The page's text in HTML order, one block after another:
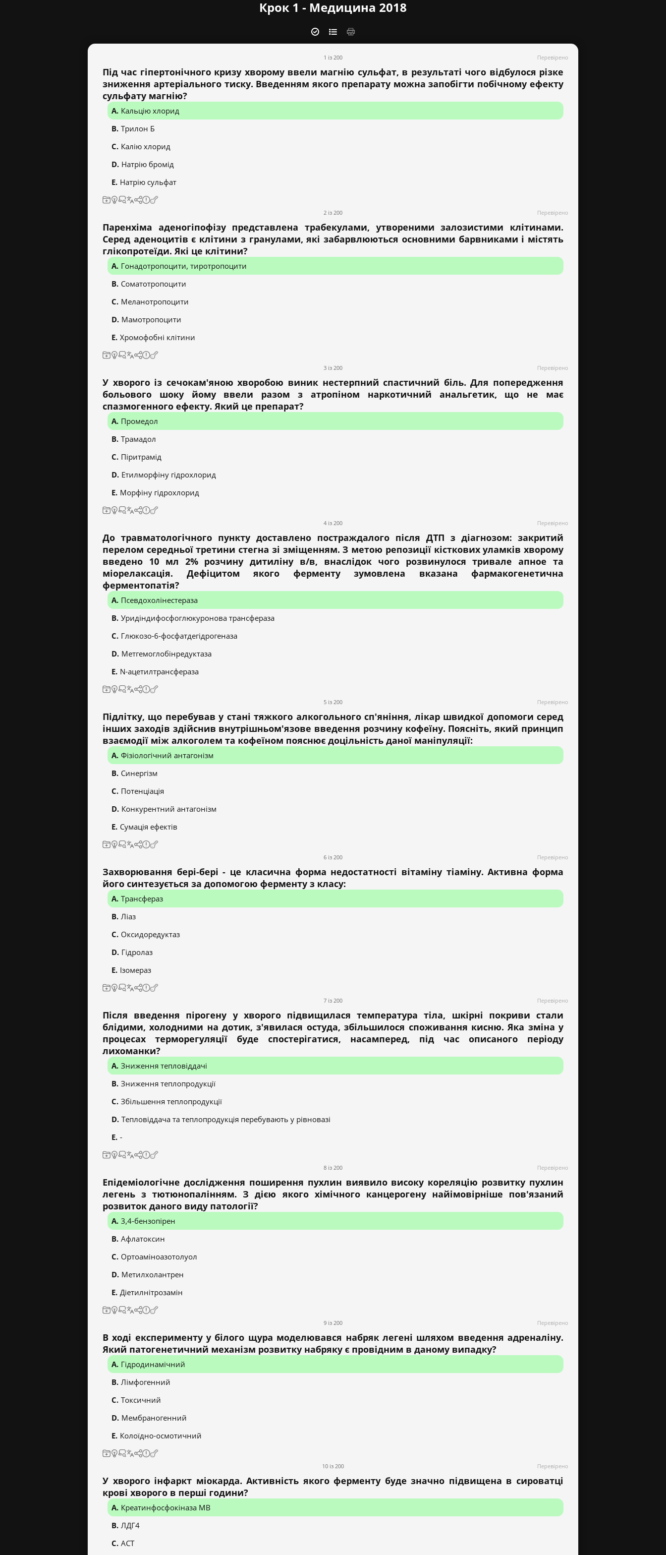
Крок 1 - Медицина 2018
1 із 200 Перевірено
Під час гіпертонічного кризу хворому ввели магнію сульфат, в результаті чого відбулося різке
зниження артеріального тиску. Введенням якого препарату можна запобігти побічному ефекту
сульфату магнію?
Кальцію хлорид
Трилон Б
Калію хлорид
Натрію бромід
Натрію сульфат
2 із 200 Перевірено
Паренхіма аденогіпофізу представлена трабекулами, утвореними залозистими клітинами.
Серед аденоцитів є клітини з гранулами, які забарвлюються основними барвниками і містять
глікопротеїди. Які це клітини?
Гонадотропоцити, тиротропоцити
Соматотропоцити
Меланотропоцити
Мамотропоцити
Хромофобні клітини
3 із 200 Перевірено
У хворого із сечокам'яною хворобою виник нестерпний спастичний біль. Для попередження
больового шоку йому ввели разом з атропіном наркотичний анальгетик, що не має
спазмогенного ефекту. Який це препарат?
Промедол
Трамадол
Піритрамід
Етилморфіну гідрохлорид
Морфіну гідрохлорид
4 із 200 Перевірено
До травматологічного пункту доставлено постраждалого після ДТП з діагнозом: закритий
перелом середньої третини стегна зі зміщенням. З метою репозиції кісткових уламків хворому
введено 10 мл 2% розчину дитиліну в/в, внаслідок чого розвинулося тривале апное та
міорелаксація. Дефіцитом якого ферменту зумовлена вказана фармакогенетична
ферментопатія?
Псевдохолінестераза
Уридіндифосфоглюкуронова трансфераза
Глюкозо-6-фосфатдегідрогеназа
Метгемоглобінредуктаза
N-ацетилтрансфераза
5 із 200 Перевірено
Підлітку, що перебував у стані тяжкого алкогольного сп'яніння, лікар швидкої допомоги серед
інших заходів здійснив внутрішньом'язове введення розчину кофеїну. Поясніть, який принцип
взаємодії між алкоголем та кофеїном пояснює доцільність даної маніпуляції:
Фізіологічний антагонізм
Синергізм
Потенціація
Конкурентний антагонізм
Сумація ефектів
6 із 200 Перевірено
Захворювання бері-бері - це класична форма недостатності вітаміну тіаміну. Активна форма
його синтезується за допомогою ферменту з класу:
Трансфераз
Ліаз
Оксидоредуктаз
Гідролаз
Ізомераз
7 із 200 Перевірено
Після введення пірогену у хворого підвищилася температура тіла, шкірні покриви стали
блідими, холодними на дотик, з'явилася остуда, збільшилося споживання кисню. Яка зміна у
процесах терморегуляції буде спостерігатися, насамперед, під час описаного періоду
лихоманки?
Зниження тепловіддачі
Зниження теплопродукції
Збільшення теплопродукції
Тепловіддача та теплопродукція перебувають у рівновазі
-
8 із 200 Перевірено
Епідеміологічне дослідження поширення пухлин виявило високу кореляцію розвитку пухлин
легень з тютюнопалінням. З дією якого хімічного канцерогену найімовірніше пов'язаний
розвиток даного виду патології?
3,4-бензопірен
Афлатоксин
Ортоаміноазотолуол
Метилхолантрен
Діетилнітрозамін
9 із 200 Перевірено
В ході експерименту у білого щура моделювався набряк легені шляхом введення адреналіну.
Який патогенетичний механізм розвитку набряку є провідним в даному випадку?
Гідродинамічний
Лімфогенний
Токсичний
Мембраногенний
Колоїдно-осмотичний
10 із 200 Перевірено
У хворого інфаркт міокарда. Активність якого ферменту буде значно підвищена в сироватці
крові хворого в перші години?
Креатинфосфокіназа МВ
ЛДГ4
АСТ